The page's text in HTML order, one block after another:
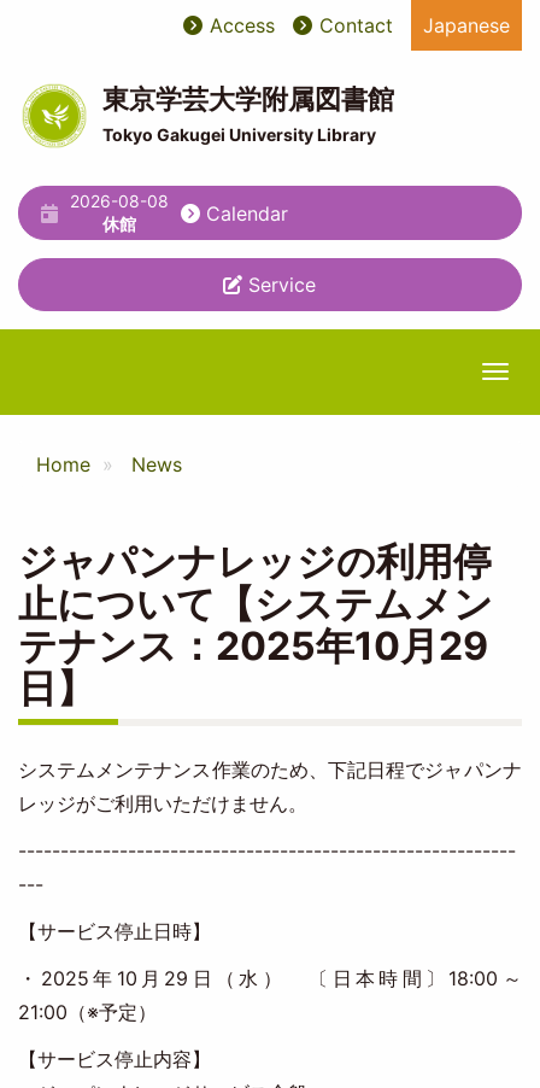
content
User
account
menu
ユ
ー
テ
ィ
リ
テ
ィ
メ
ュ
ー
Access Contact Japanese
東京学芸大学附属図書館
Tokyo Gakugei University Library
2026-08-08
休館
Calendar
Service
Home News
ジャパンナレッジの利用停
止について【システムメン
テナンス：2025年10月29
日】
システムメンテナンス作業のため、下記日程でジャパンナ
レッジがご利用いただけません。
-----------------------------------------------------------
---
【サービス停止日時】
・2025年10月29日（水） 〔日本時間〕18:00～
21:00（※予定）
【サービス停止内容】